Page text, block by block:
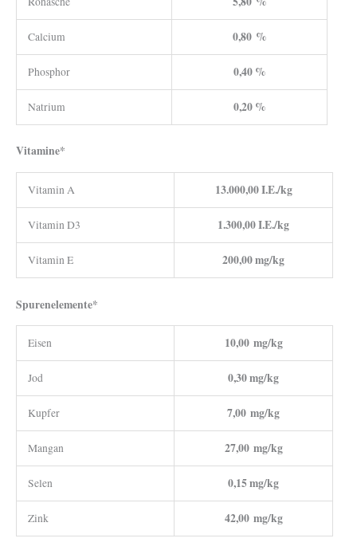
Calcium 0,80 %
Phosphor 0,40 %
Natrium 0,20 %
Vitamine*
Vitamin A 13.000,00 I.E./kg
Vitamin D3 1.300,00 I.E./kg
Vitamin E 200,00 mg/kg
Spurenelemente*
Eisen 10,00 mg/kg
Jod 0,30 mg/kg
Kupfer 7,00 mg/kg
Mangan 27,00 mg/kg
Selen 0,15 mg/kg
Zink 42,00 mg/kg